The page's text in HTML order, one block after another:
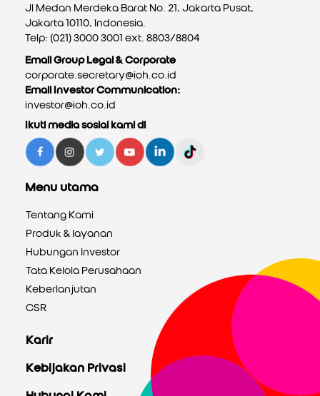
Jl Medan Merdeka Barat No. 21, Jakarta Pusat,
Jakarta 10110, Indonesia.
Telp: (021) 3000 3001 ext. 8803/8804
Email Group Legal & Corporate
corporate.secretary@ioh.co.id
Email Investor Communication:
investor@ioh.co.id
Ikuti media sosial kami di
Menu utama
Tentang Kami
Produk & layanan
Hubungan Investor
Tata Kelola Perusahaan
Keberlanjutan
CSR
Karir
Kebijakan Privasi